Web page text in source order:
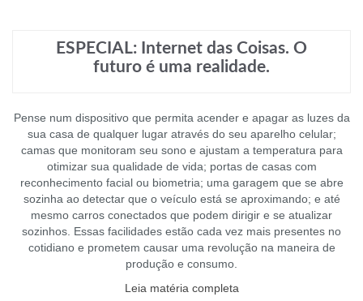
ESPECIAL: Internet das Coisas. O
futuro é uma realidade.
Pense num dispositivo que permita acender e apagar as luzes da
sua casa de qualquer lugar através do seu aparelho celular;
camas que monitoram seu sono e ajustam a temperatura para
otimizar sua qualidade de vida; portas de casas com
reconhecimento facial ou biometria; uma garagem que se abre
sozinha ao detectar que o veículo está se aproximando; e até
mesmo carros conectados que podem dirigir e se atualizar
sozinhos. Essas facilidades estão cada vez mais presentes no
cotidiano e prometem causar uma revolução na maneira de
produção e consumo.
Leia matéria completa